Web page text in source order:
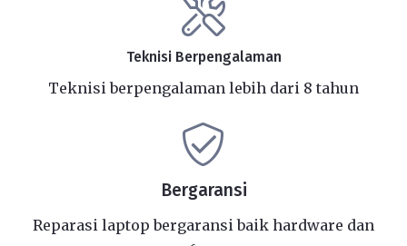
Teknisi Berpengalaman
Teknisi berpengalaman lebih dari 8 tahun
Bergaransi
Reparasi laptop bergaransi baik hardware dan